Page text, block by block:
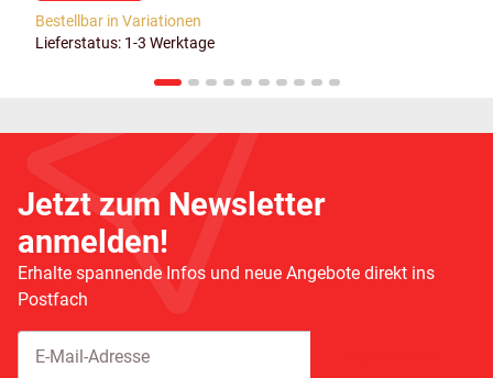
Bestellbar in Variationen
Lieferstatus: 1-3 Werktage
Jetzt zum Newsletter
anmelden!
Erhalte spannende Infos und neue Angebote direkt ins
Postfach